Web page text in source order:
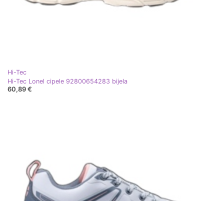
Hi-Tec
Hi-Tec Lonel cipele 92800654283 bijela
60,89 €